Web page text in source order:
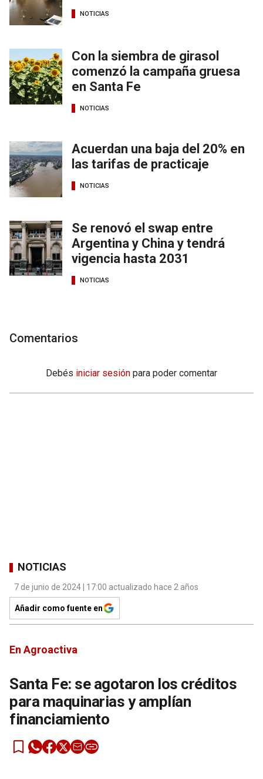
NOTICIAS
Con la siembra de girasol
comenzó la campaña gruesa
en Santa Fe
NOTICIAS
Acuerdan una baja del 20% en
las tarifas de practicaje
NOTICIAS
Se renovó el swap entre
Argentina y China y tendrá
vigencia hasta 2031
NOTICIAS
Comentarios
Debés iniciar sesión para poder comentar
NOTICIAS
7 de junio de 2024 | 17:00 actualizado hace 2 años
Añadir como fuente en
En Agroactiva
Santa Fe: se agotaron los créditos
para maquinarias y amplían
financiamiento